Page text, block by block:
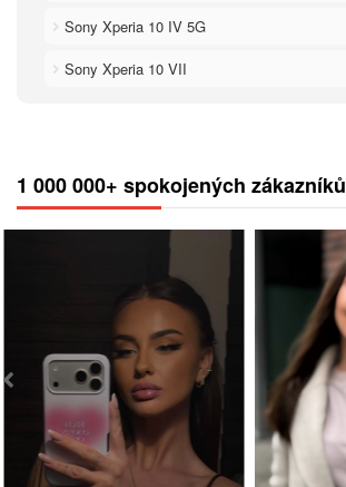
Sony Xperia 10 IV 5G
Sony Xperia 10 VII
1 000 000+ spokojených zákazníků